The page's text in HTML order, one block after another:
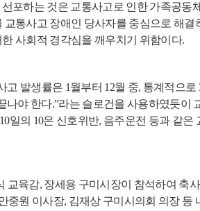
포하는 것은 교통사고로 인한 가족공동
통사고 장애인 당사자를 중심으로 해
사회적 경각심을 깨우치기 위함이다.
고 발생률은 1월부터 12월 중, 통계적으로
나야 한다.”라는 슬로건을 사용하였듯이
10일의 10은 신호위반, 음주운전 등과 같은
교육감, 장세용 구미시장이 참석하여 축
중원 이사장, 김재상 구미시의회 의장 등